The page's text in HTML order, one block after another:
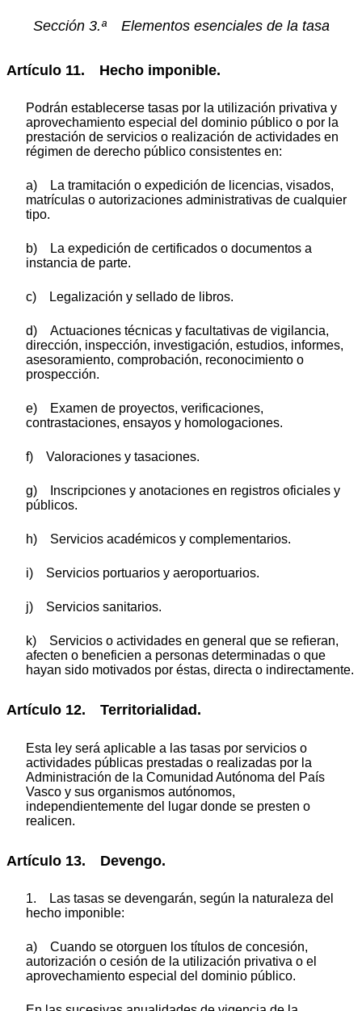
Sección 3.ª Elementos esenciales de la tasa
Artículo 11. Hecho imponible.
Podrán establecerse tasas por la utilización privativa y
aprovechamiento especial del dominio público o por la
prestación de servicios o realización de actividades en
régimen de derecho público consistentes en:
a) La tramitación o expedición de licencias, visados,
matrículas o autorizaciones administrativas de cualquier
tipo.
b) La expedición de certificados o documentos a
instancia de parte.
c) Legalización y sellado de libros.
d) Actuaciones técnicas y facultativas de vigilancia,
dirección, inspección, investigación, estudios, informes,
asesoramiento, comprobación, reconocimiento o
prospección.
e) Examen de proyectos, verificaciones,
contrastaciones, ensayos y homologaciones.
f) Valoraciones y tasaciones.
g) Inscripciones y anotaciones en registros oficiales y
públicos.
h) Servicios académicos y complementarios.
i) Servicios portuarios y aeroportuarios.
j) Servicios sanitarios.
k) Servicios o actividades en general que se refieran,
afecten o beneficien a personas determinadas o que
hayan sido motivados por éstas, directa o indirectamente.
Artículo 12. Territorialidad.
Esta ley será aplicable a las tasas por servicios o
actividades públicas prestadas o realizadas por la
Administración de la Comunidad Autónoma del País
Vasco y sus organismos autónomos,
independientemente del lugar donde se presten o
realicen.
Artículo 13. Devengo.
1. Las tasas se devengarán, según la naturaleza del
hecho imponible:
a) Cuando se otorguen los títulos de concesión,
autorización o cesión de la utilización privativa o el
aprovechamiento especial del dominio público.